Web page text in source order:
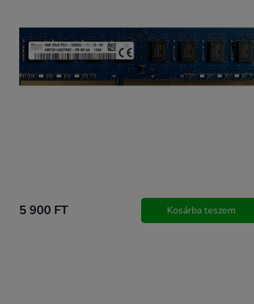
5 900 FT Kosárba teszem